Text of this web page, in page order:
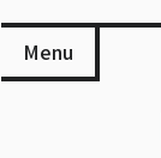
Menu